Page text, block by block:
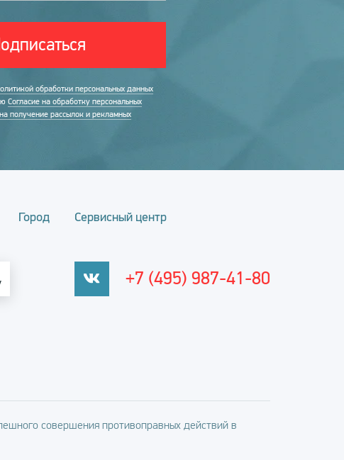
обработки персональных данных
Согласие на обработку персональных
получение рассылок и рекламных
Город Сервисный центр
+7 (495) 987-41-80
совершения противоправных действий в